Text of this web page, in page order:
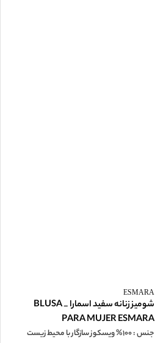
ESMARA
شومیز زنانه سفید اسمارا _ BLUSA
PARA MUJER ESMARA
جنس : 100% ویسکوز سازگار با محیط زیست